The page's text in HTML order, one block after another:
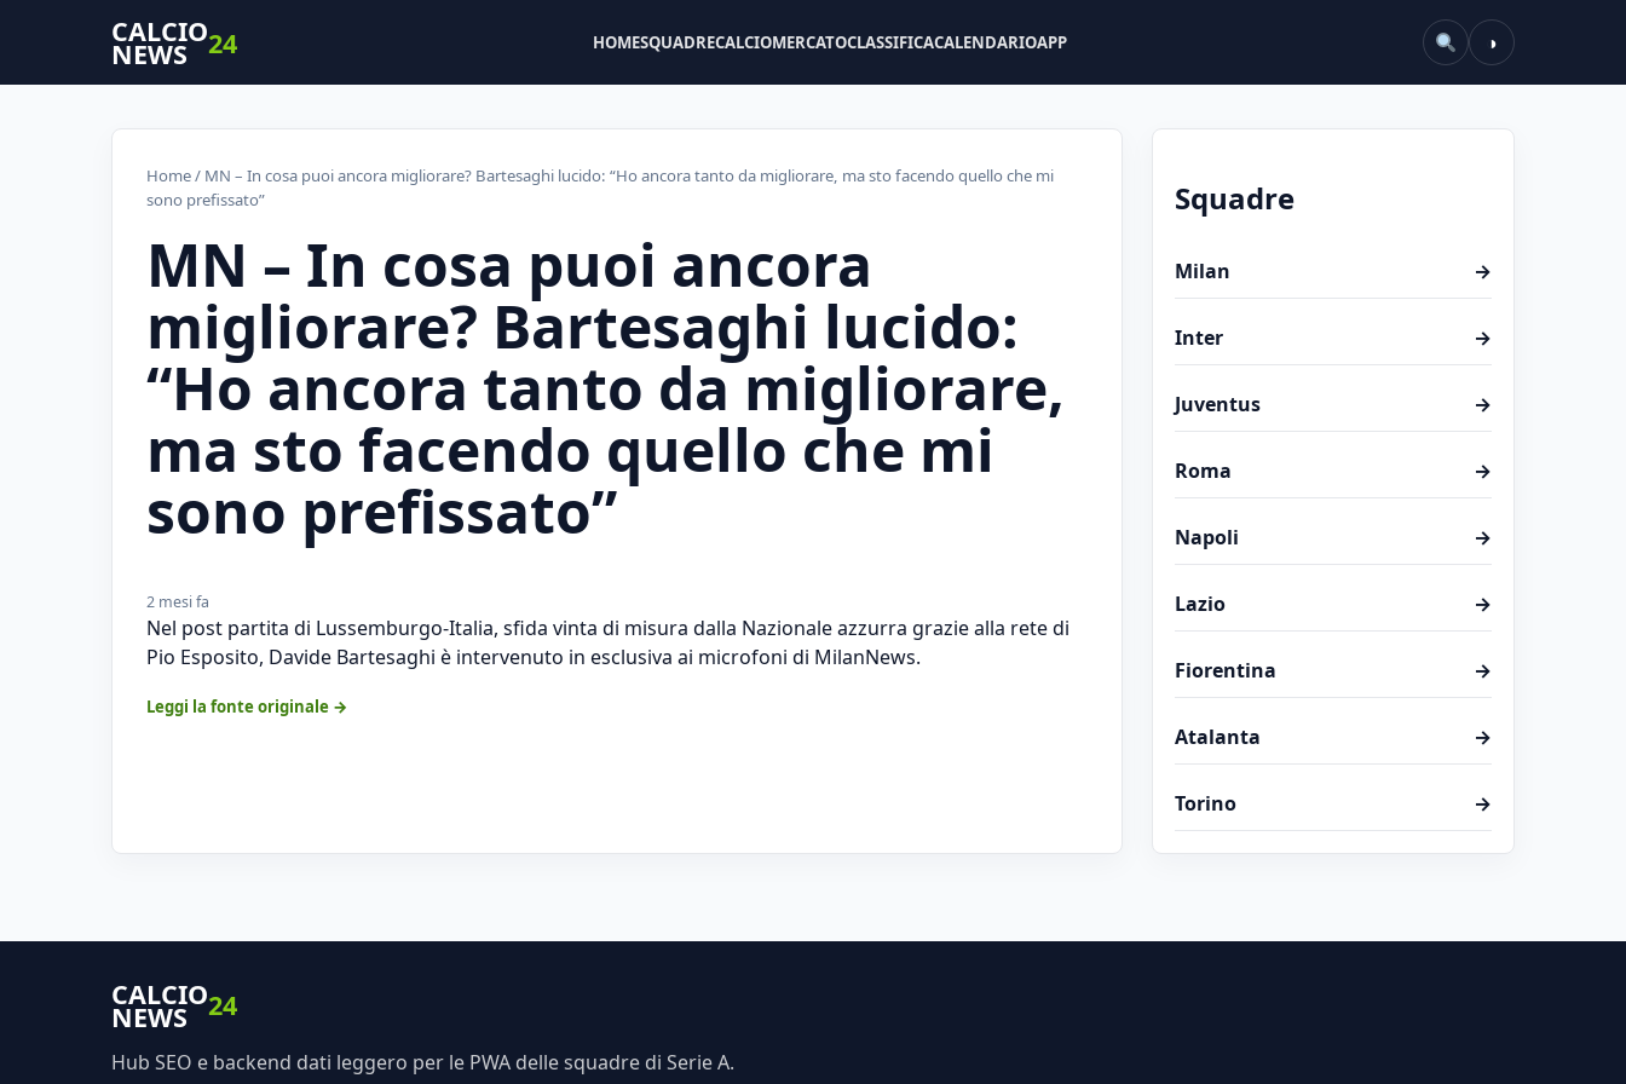
CALCIO
NEWS 24 HOMESQUADRECALCIOMERCATOCLASSIFICACALENDARIOAPP ◑
Home/ MN – In cosa puoi ancora migliorare? Bartesaghi lucido: “Ho ancora tanto da migliorare, ma sto facendo quello che mi
sono prefissato”
MN – In cosa puoi ancora
migliorare? Bartesaghi lucido:
“Ho ancora tanto da migliorare,
ma sto facendo quello che mi
sono prefissato”
2 mesi fa
Nel post partita di Lussemburgo-Italia, sfida vinta di misura dalla Nazionale azzurra grazie alla rete di
Pio Esposito, Davide Bartesaghi è intervenuto in esclusiva ai microfoni di MilanNews.
Leggi la fonte originale →
Squadre
Milan →
Inter →
Juventus →
Roma →
Napoli →
Lazio →
Fiorentina →
Atalanta →
Torino →
CALCIO
NEWS 24
Hub SEO e backend dati leggero per le PWA delle squadre di Serie A.